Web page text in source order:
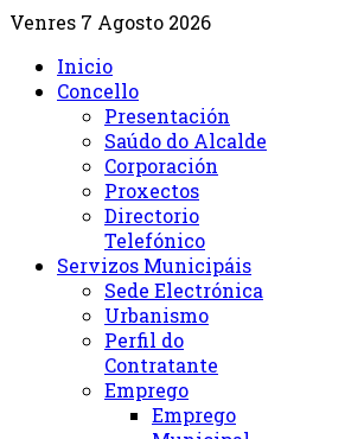
Venres 7 Agosto 2026
Inicio
Concello
Presentación
Saúdo do Alcalde
Corporación
Proxectos
Directorio
Telefónico
Servizos Municipáis
Sede Electrónica
Urbanismo
Perfil do
Contratante
Emprego
Emprego